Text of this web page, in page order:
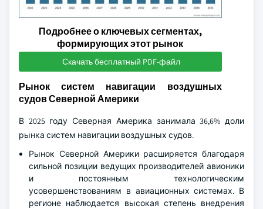
Подробнее о ключевых сегментах,
формирующих этот рынок
Скачать бесплатный PDF-файл
Рынок систем навигации воздушных
судов Северной Америки
В 2025 году Северная Америка занимала 36,6% доли
рынка систем навигации воздушных судов.
Рынок Северной Америки расширяется благодаря
сильной позиции ведущих производителей авионики
и постоянным технологическим
усовершенствованиям в авиационных системах. В
регионе наблюдается высокая степень внедрения